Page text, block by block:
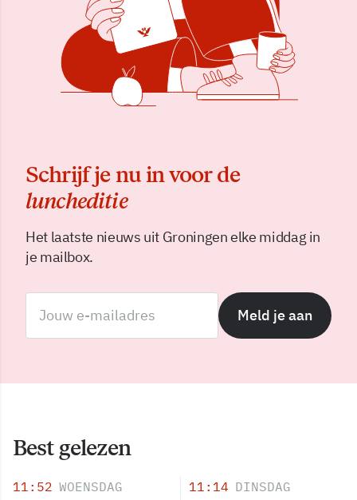
Schrijf je nu in voor de
luncheditie
Het laatste nieuws uit Groningen elke middag in
je mailbox.
Meld je aan
Best gelezen
11:52 WOENSDAG 11:14 DINSDAG